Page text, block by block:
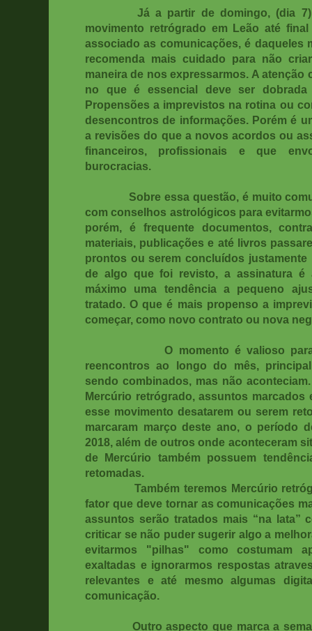
Já a partir de domingo, (dia
movimento retrógrado em Leão até
associado as comunicações, é daqueles
recomenda mais cuidado para não
maneira de nos expressarmos. A
no que é essencial deve ser
Propensões a imprevistos na rotina ou
desencontros de informações. Porém é
a revisões do que a novos acordos ou
financeiros, profissionais e que
burocracias.
Sobre essa questão, é muito
com conselhos astrológicos para
porém, é frequente documentos,
materiais, publicações e até livros
prontos ou serem concluídos
de algo que foi revisto, a assinatura é
máximo uma tendência a pequeno
tratado. O que é mais propenso a
começar, como novo contrato ou nova
O momento é valioso
reencontros ao longo do mês,
sendo combinados, mas não
Mercúrio retrógrado, assuntos marcados
esse movimento desatarem ou serem
marcaram março deste ano, o período
2018, além de outros onde aconteceram
de Mercúrio também possuem
retomadas.
Também teremos Mercúrio
fator que deve tornar as comunicações
assuntos serão tratados mais “na lata”
criticar se não puder sugerir algo a
evitarmos "pilhas" como costumam
exaltadas e ignorarmos respostas
relevantes e até mesmo algumas
comunicação.
Outro aspecto que marca a